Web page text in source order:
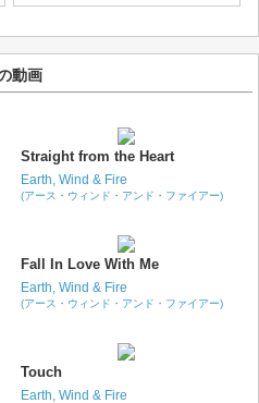
動画
Straight from the Heart
Earth, Wind & Fire
(アース・ウィンド・アンド・ファイアー)
Fall In Love With Me
Earth, Wind & Fire
(アース・ウィンド・アンド・ファイアー)
Touch
Earth, Wind & Fire